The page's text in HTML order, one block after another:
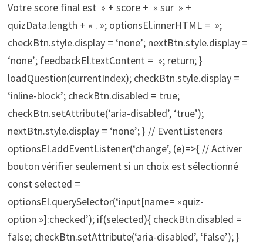
Votre score final est » + score + » sur » +
quizData.length + « . »; optionsEl.innerHTML = »;
checkBtn.style.display = ‘none’; nextBtn.style.display =
‘none’; feedbackEl.textContent = »; return; }
loadQuestion(currentIndex); checkBtn.style.display =
‘inline-block’; checkBtn.disabled = true;
checkBtn.setAttribute(‘aria-disabled’, ‘true’);
nextBtn.style.display = ‘none’; } // EventListeners
optionsEl.addEventListener(‘change’, (e)=>{ // Activer
bouton vérifier seulement si un choix est sélectionné
const selected =
optionsEl.querySelector(‘input[name= »quiz-
option »]:checked’); if(selected){ checkBtn.disabled =
false; checkBtn.setAttribute(‘aria-disabled’, ‘false’); }